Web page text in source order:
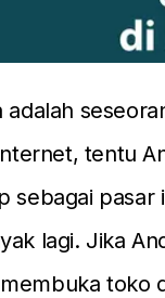
adalah
tentu
sebagai
lagi. Jika
toko